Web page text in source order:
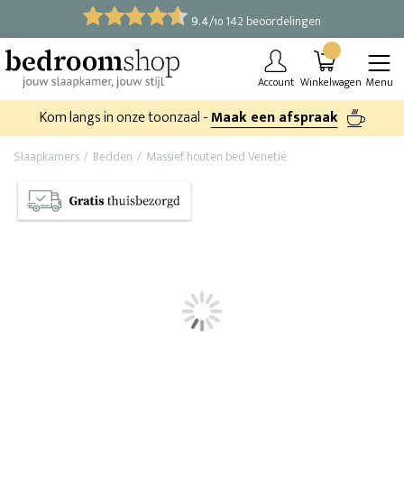
9.4/10 142 beoordelingen
Account Winkelwagen Menu
Kom langs in onze toonzaal -Maak een afspraak
Slaapkamers Bedden Massief houten bed Venetië